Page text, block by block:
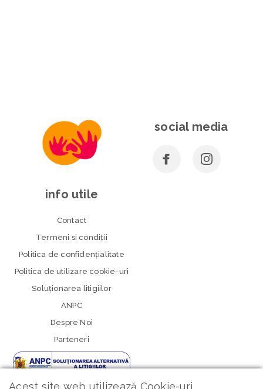
social media
info utile
Contact
Termeni si condiţii
Politica de confidenţialitate
Politica de utilizare cookie-uri
Soluționarea litigiilor
ANPC
Despre Noi
Parteneri
Acest site web utilizează Cookie-uri